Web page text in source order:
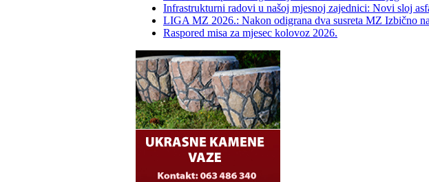
Infrastrukturni radovi u našoj mjesnoj zajednici: Novi sloj
LIGA MZ 2026.: Nakon odigrana dva susreta MZ Izbično
Raspored misa za mjesec kolovoz 2026.